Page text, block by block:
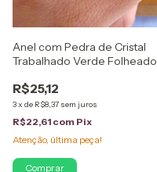
Anel com Pedra de Cristal
Trabalhado Verde Folheado
R$25,12
3x de R$8,37 sem juros
R$22,61 com Pix
Atenção, última peça!
Comprar